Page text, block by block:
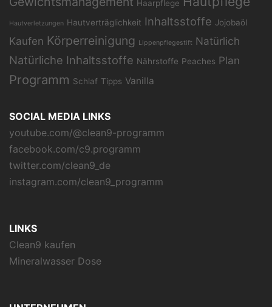
Haarpflege
Hautverletzungen Hautverträglichkeit Inhaltsstoffe Jojobaöl
Kaufen Körperreinigung Lippenpflegestift Natürlich
Natürliche Inhaltsstoffe Nährstoffe Peaches Plan
Programm Schlaf Tipps Vanilla
SOCIAL MEDIA LINKS
youtube.com/@clean9-programm
facebook.com/c9.programm
twitter.com/clean9_de
instagram.com/clean9_programm
LINKS
Clean9 kaufen
Mineralwasser Dose